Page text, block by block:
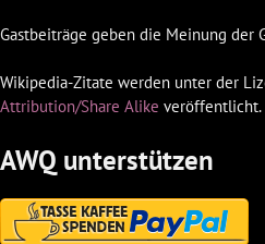
Gastbeiträge geben die Meinung der
Wikipedia-Zitate werden unter der
Attribution/Share Alike veröffentlicht.
AWQ unterstützen